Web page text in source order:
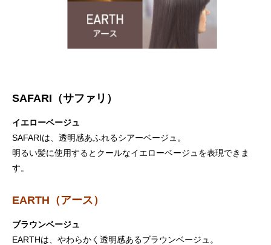
SAFARI（サファリ）
イエローベージュ
SAFARIは、透明感あふれるシアーベージュ。
明るい髪に使用するとクールなイエローベージュを表現できま
す。
EARTH（アース）
ブラウンベージュ
EARTHは、やわらかく透明感あるブラウンベージュ。